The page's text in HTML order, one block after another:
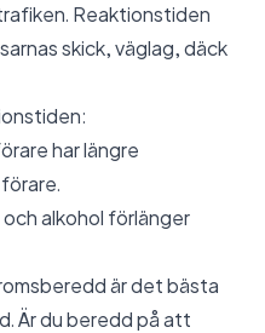
Reaktionstiden
skick, väglag, däck
har längre
alkohol förlänger
är det bästa
Är du beredd på att